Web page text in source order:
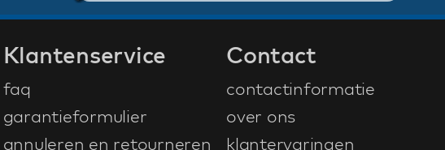
Klantenservice
faq
garantieformulier
annuleren en retourneren
Contact
contactinformatie
over ons
klantervaringen